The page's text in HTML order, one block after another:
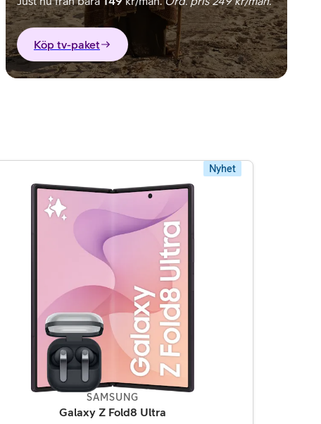
Köp tv-paket
Nyhet
SAMSUNG
Galaxy Z Fold8 Ultra